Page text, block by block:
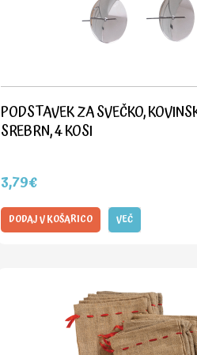
PODSTAVEK ZA SVEČKO,
SREBRN, 4 KOSI
3,79€
DODAJ V KOŠARICO VEČ